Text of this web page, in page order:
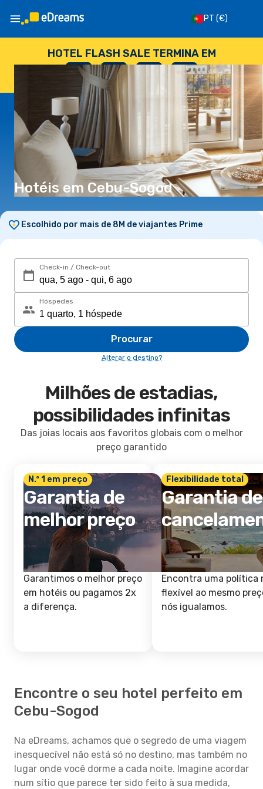
PT (€)
HOTEL FLASH SALE TERMINA EM
--
DIAS
: --
HORAS
: --
SEGUNDOS
Hotéis em Cebu-Sogod
Escolhido por mais de 8M de viajantes Prime
Check-in / Check-out
Hóspedes
Procurar
Alterar o destino?
Milhões de estadias,
possibilidades infinitas
Das joias locais aos favoritos globais com o melhor
preço garantido
N.º 1 em preço
Garantia de
melhor preço
Garantimos o melhor preço
em hotéis ou pagamos 2x
a diferença.
Flexibilidade total
Garantia de
Encontra uma política
flexível ao mesmo
nós igualamos.
Encontre o seu hotel perfeito em
Cebu-Sogod
Na eDreams, achamos que o segredo de uma viagem
inesquecível não está só no destino, mas também no
lugar onde você dorme a cada noite. Imagine acordar
num sítio que parece ter sido feito à sua medida,